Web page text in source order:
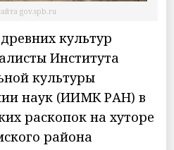
gov.spb.ru
культур
Института
культуры
наук (ИИМК РАН) в
раскопок на хуторе
района